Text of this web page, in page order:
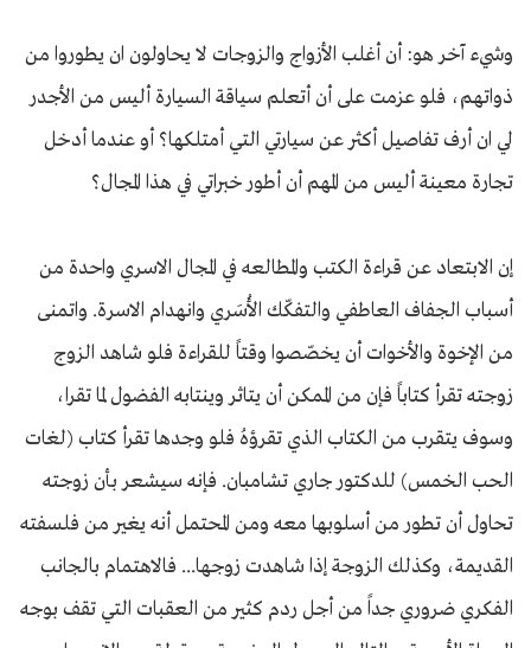
وشيء آخر هو: أن أغلب الأزواج والزوجات لا يحاولون ان يطوروا من
ذواتهم، فلو عزمت على أن أتعلم سياقة السيارة أليس من الأجدر
لي ان أرف تفاصيل أكثر عن سيارتي التي أمتلكها؟ أو عندما أدخل
تجارة معينة أليس من المهم أن أطور خبراتي في هذا المجال؟
إن الابتعاد عن قراءة الكتب والمطالعه في المجال الاسري واحدة من
أسباب الجفاف العاطفي والتفكّك الأُسَري وانهدام الاسرة. واتمنى
من الإخوة والأخوات أن يخصّصوا وقتاً للقراءة فلو شاهد الزوج
زوجته تقرأ كتاباً فإن من الممكن أن يتاثر وينتابه الفضول لما تقرا،
وسوف يتقرب من الكتاب الذي تقرؤهُ فلو وجدها تقرأ كتاب (لغات
الحب الخمس) للدكتور جاري تشامبان. فإنه سيشعر بأن زوجته
تحاول أن تطور من أسلوبها معه ومن المحتمل أنه يغير من فلسفته
القديمة، وكذلك الزوجة إذا شاهدت زوجها... فالاهتمام بالجانب
الفكري ضروري جداً من أجل ردم كثير من العقبات التي تقف بوجه